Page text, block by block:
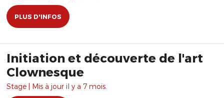
PLUS D'INFOS
Initiation et découverte de l'art
Clownesque
Stage | Mis à jour il y a 7 mois.